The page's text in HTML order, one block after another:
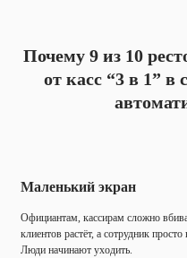
Почему 9 из 10
от касс “3 в 1” в
Маленький экран
Официантам, кассирам сложно
клиентов растёт, а сотрудник просто
Люди начинают уходить.